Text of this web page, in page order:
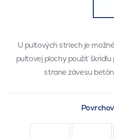
U pultových striech je
pultovej plochy použiť
strane závesu